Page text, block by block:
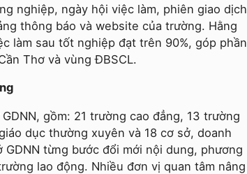
nghiệp, ngày hội việc làm, phiên giao dịch
thông báo và website của trường. Hằng
làm sau tốt nghiệp đạt trên 90%, góp phần
Thơ và vùng ĐBSCL.
gồm: 21 trường cao đẳng, 13 trường
dục thường xuyên và 18 cơ sở, doanh
từng bước đổi mới nội dung, phương
lao động. Nhiều đơn vị quan tâm nâng